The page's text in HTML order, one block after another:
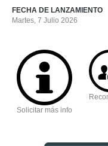
FECHA DE LANZAMIENTO
Martes, 7 Julio 2026
Solicitar más info